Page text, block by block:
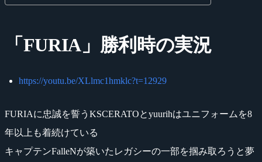
「FURIA」勝利時の実況
https://youtu.be/XLlmc1hmklc?t=12929
FURIAに忠誠を誓うKSCERATOとyuurihはユニフォームを8
年以上も着続けている
キャプテンFalleNが築いたレガシーの一部を掴み取ろうと夢